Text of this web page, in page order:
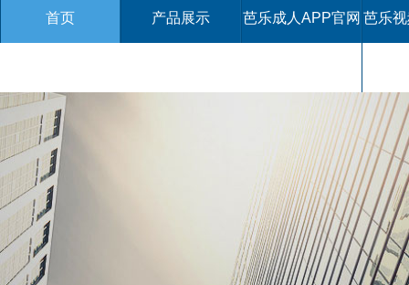
首页 产品展示 芭乐成人APP官网 芭乐